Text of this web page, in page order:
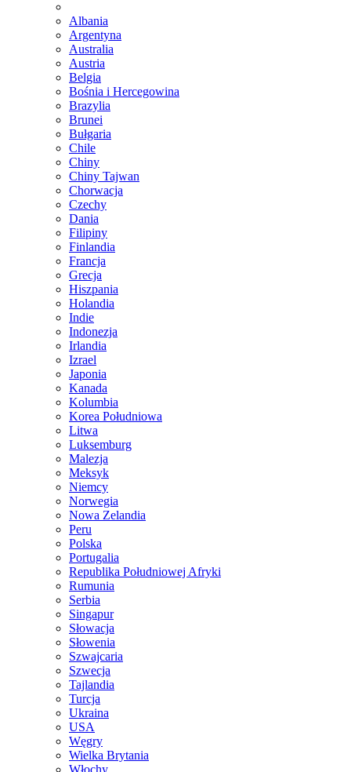
Albania
Argentyna
Australia
Austria
Belgia
Bośnia i Hercegowina
Brazylia
Brunei
Bułgaria
Chile
Chiny
Chiny Tajwan
Chorwacja
Czechy
Dania
Filipiny
Finlandia
Francja
Grecja
Hiszpania
Holandia
Indie
Indonezja
Irlandia
Izrael
Japonia
Kanada
Kolumbia
Korea Południowa
Litwa
Luksemburg
Malezja
Meksyk
Niemcy
Norwegia
Nowa Zelandia
Peru
Polska
Portugalia
Republika Południowej Afryki
Rumunia
Serbia
Singapur
Słowacja
Słowenia
Szwajcaria
Szwecja
Tajlandia
Turcja
Ukraina
USA
Węgry
Wielka Brytania
Włochy